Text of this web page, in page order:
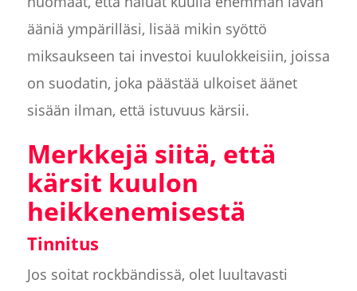
ääniä ympärilläsi, lisää mikin syöttö
miksaukseen tai investoi kuulokkeisiin, joissa
on suodatin, joka päästää ulkoiset äänet
sisään ilman, että istuvuus kärsii.
Merkkejä siitä, että
kärsit kuulon
heikkenemisestä
Tinnitus
Jos soitat rockbändissä, olet luultavasti